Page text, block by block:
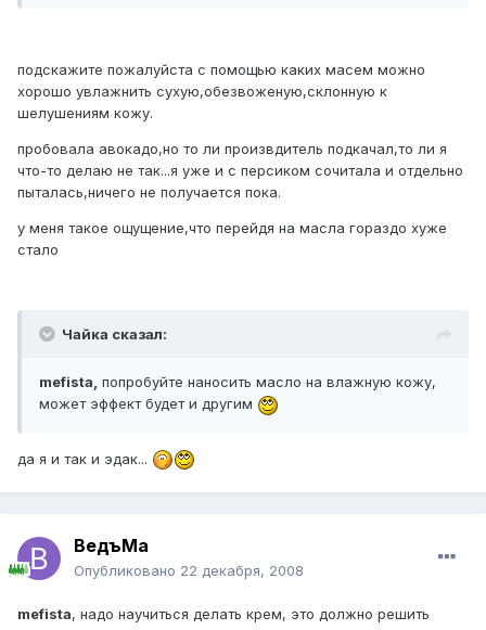
подскажите пожалуйста с помощью каких масем можно
хорошо увлажнить сухую,обезвоженую,склонную к
шелушениям кожу.
пробовала авокадо,но то ли произвдитель подкачал,то ли я
что-то делаю не так...я уже и с персиком сочитала и отдельно
пыталась,ничего не получается пока.
у меня такое ощущение,что перейдя на масла гораздо хуже
стало
Чайка сказал:
mefista, попробуйте наносить масло на влажную кожу,
может эффект будет и другим
да я и так и эдак...
ВедъМа
Опубликовано 22 декабря, 2008
mefista, надо научиться делать крем, это должно решить